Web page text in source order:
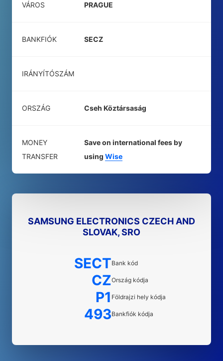
VÁROS PRAGUE
BANKFIÓK SECZ
IRÁNYÍTÓSZÁM
ORSZÁG Cseh Köztársaság
MONEY
TRANSFER
Save on international fees by
using Wise
SAMSUNG ELECTRONICS CZECH AND
SLOVAK, SRO
SECTBank kód
CZOrszág kódja
P1 Földrajzi hely kódja
493Bankfiók kódja